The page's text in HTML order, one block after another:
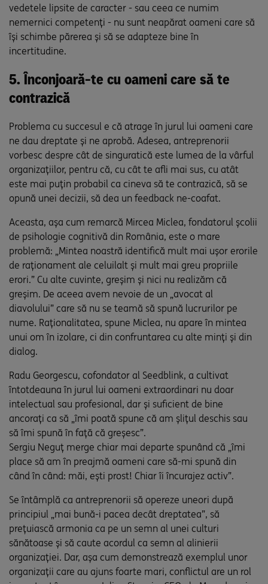
vedetele lipsite de caracter - sau ceea ce numim
nemernici competenți - nu sunt neapărat oameni care să
își schimbe părerea și să se adapteze bine în
incertitudine.
5. Înconjoară-te cu oameni care să te
contrazică
Problema cu succesul e că atrage în jurul lui oameni care
ne dau dreptate și ne aprobă. Adesea, antreprenorii
vorbesc despre cât de singuratică este lumea de la vârful
organizațiilor, pentru că, cu cât te afli mai sus, cu atât
este mai puțin probabil ca cineva să te contrazică, să se
opună unei decizii, să dea un feedback ne-coafat.
Aceasta, așa cum remarcă Mircea Miclea, fondatorul școlii
de psihologie cognitivă din România, este o mare
problemă: „Mintea noastră identifică mult mai ușor erorile
de raționament ale celuilalt și mult mai greu propriile
erori.” Cu alte cuvinte, greșim și nici nu realizăm că
greșim. De aceea avem nevoie de un „avocat al
diavolului” care să nu se teamă să spună lucrurilor pe
nume. Raționalitatea, spune Miclea, nu apare în mintea
unui om în izolare, ci din confruntarea cu alte minți și din
dialog.
Radu Georgescu, cofondator al Seedblink, a cultivat
întotdeauna în jurul lui oameni extraordinari nu doar
intelectual sau profesional, dar și suficient de bine
ancorați ca să „îmi poată spune că am șlițul deschis sau
să îmi spună în față că greșesc”.
Sergiu Neguț merge chiar mai departe spunând că „îmi
place să am în preajmă oameni care să-mi spună din
când în când: măi, ești prost! Chiar îi încurajez activ”.
Se întâmplă ca antreprenorii să opereze uneori după
principiul „mai bună-i pacea decât dreptatea”, să
prețuiască armonia ca pe un semn al unei culturi
sănătoase și să caute acordul ca semn al alinierii
organizației. Dar, așa cum demonstrează exemplul unor
organizații care au ajuns foarte mari, conflictul are un rol